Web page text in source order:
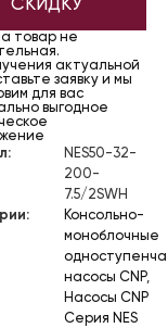
СКИДКУ
товар не
актуальной
заявку и мы
для вас
выгодное
NES50-32-
200-
7.5/2SWH
Консольно-
моноблочные
насосы CNP,
Насосы CNP
Серия NES